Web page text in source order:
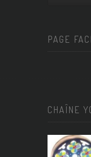
PAGE
CHAÎNE